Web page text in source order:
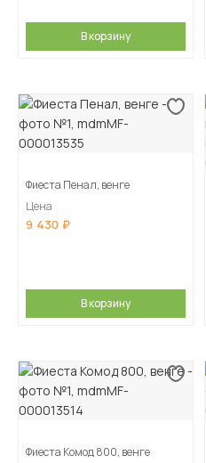
В корзину
Фиеста Пенал, венге
Цена
9 430
В корзину
Фиеста Комод 800, венге